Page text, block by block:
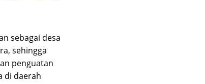
sebagai desa
sehingga
penguatan
di daerah